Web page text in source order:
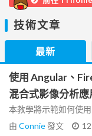
技術文章
最新
使用 Angular、
混合式影像分析應
本教學將示範如何使
由 Connie發文